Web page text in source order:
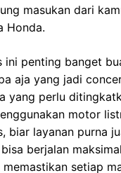
masukan dari
Honda.
ini penting banget
aja yang jadi
yang perlu
motor
biar layanan purna
berjalan
memastikan setiap